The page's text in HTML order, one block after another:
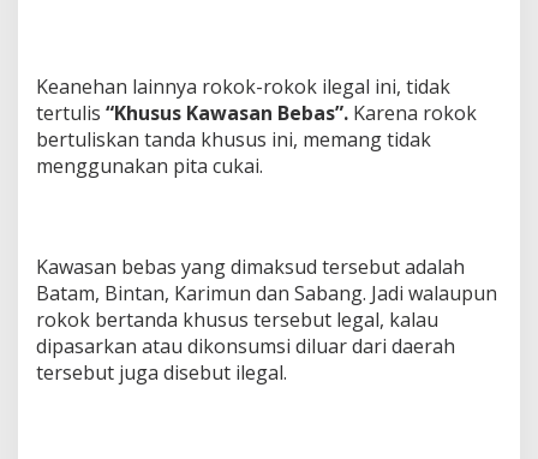
Keanehan lainnya rokok-rokok ilegal ini, tidak
tertulis “Khusus Kawasan Bebas”. Karena rokok
bertuliskan tanda khusus ini, memang tidak
menggunakan pita cukai.
Kawasan bebas yang dimaksud tersebut adalah
Batam, Bintan, Karimun dan Sabang. Jadi walaupun
rokok bertanda khusus tersebut legal, kalau
dipasarkan atau dikonsumsi diluar dari daerah
tersebut juga disebut ilegal.